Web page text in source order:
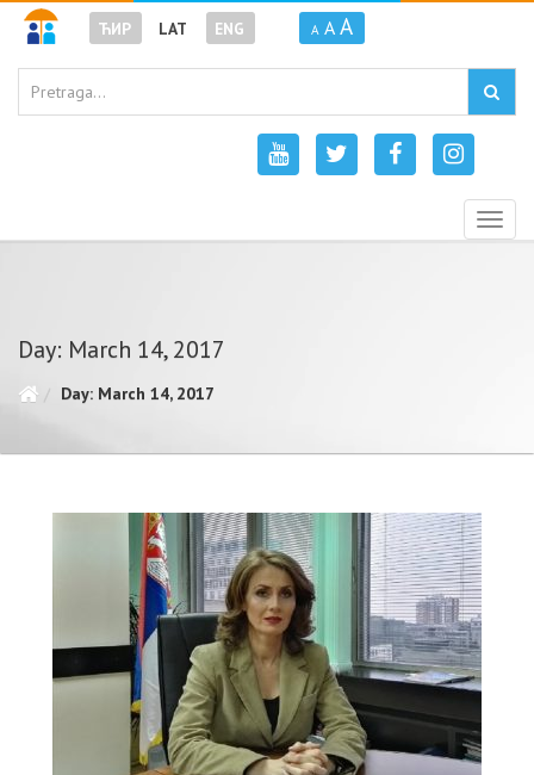
ЋИР LAT ENG A A A
Day: March 14, 2017
Day: March 14, 2017